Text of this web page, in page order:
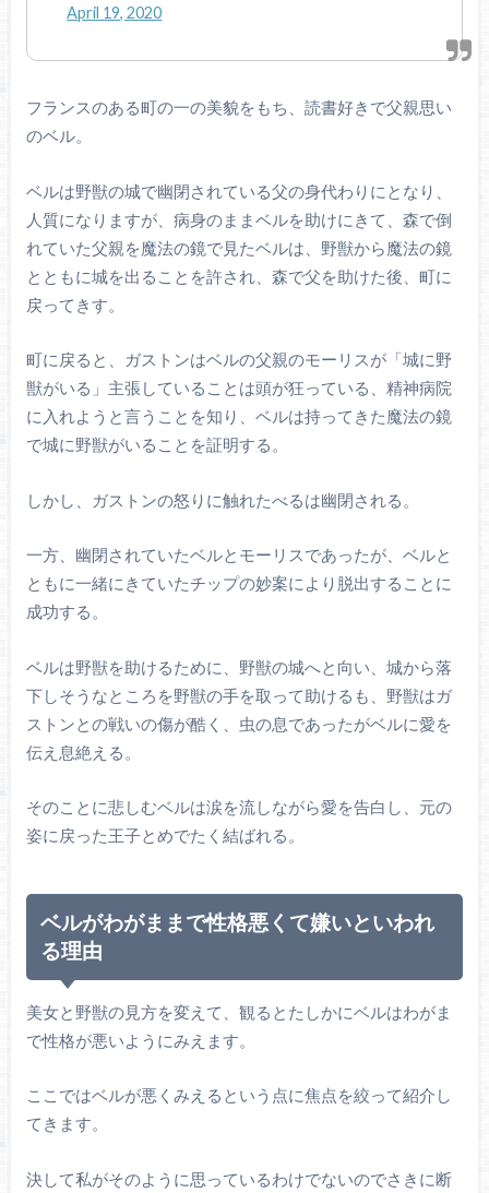
April 19, 2020
フランスのある町の一の美貌をもち、読書好きで父親思い
のベル。
ベルは野獣の城で幽閉されている父の身代わりにとなり、
人質になりますが、病身のままベルを助けにきて、森で倒
れていた父親を魔法の鏡で見たベルは、野獣から魔法の鏡
とともに城を出ることを許され、森で父を助けた後、町に
戻ってきす。
町に戻ると、ガストンはベルの父親のモーリスが「城に野
獣がいる」主張していることは頭が狂っている、精神病院
に入れようと言うことを知り、ベルは持ってきた魔法の鏡
で城に野獣がいることを証明する。
しかし、ガストンの怒りに触れたべるは幽閉される。
一方、幽閉されていたベルとモーリスであったが、ベルと
ともに一緒にきていたチップの妙案により脱出することに
成功する。
ベルは野獣を助けるために、野獣の城へと向い、城から落
下しそうなところを野獣の手を取って助けるも、野獣はガ
ストンとの戦いの傷が酷く、虫の息であったがベルに愛を
伝え息絶える。
そのことに悲しむベルは涙を流しながら愛を告白し、元の
姿に戻った王子とめでたく結ばれる。
ベルがわがままで性格悪くて嫌いといわれ
る理由
美女と野獣の見方を変えて、観るとたしかにベルはわがま
で性格が悪いようにみえます。
ここではベルが悪くみえるという点に焦点を絞って紹介し
てきます。
決して私がそのように思っているわけでないのでさきに断